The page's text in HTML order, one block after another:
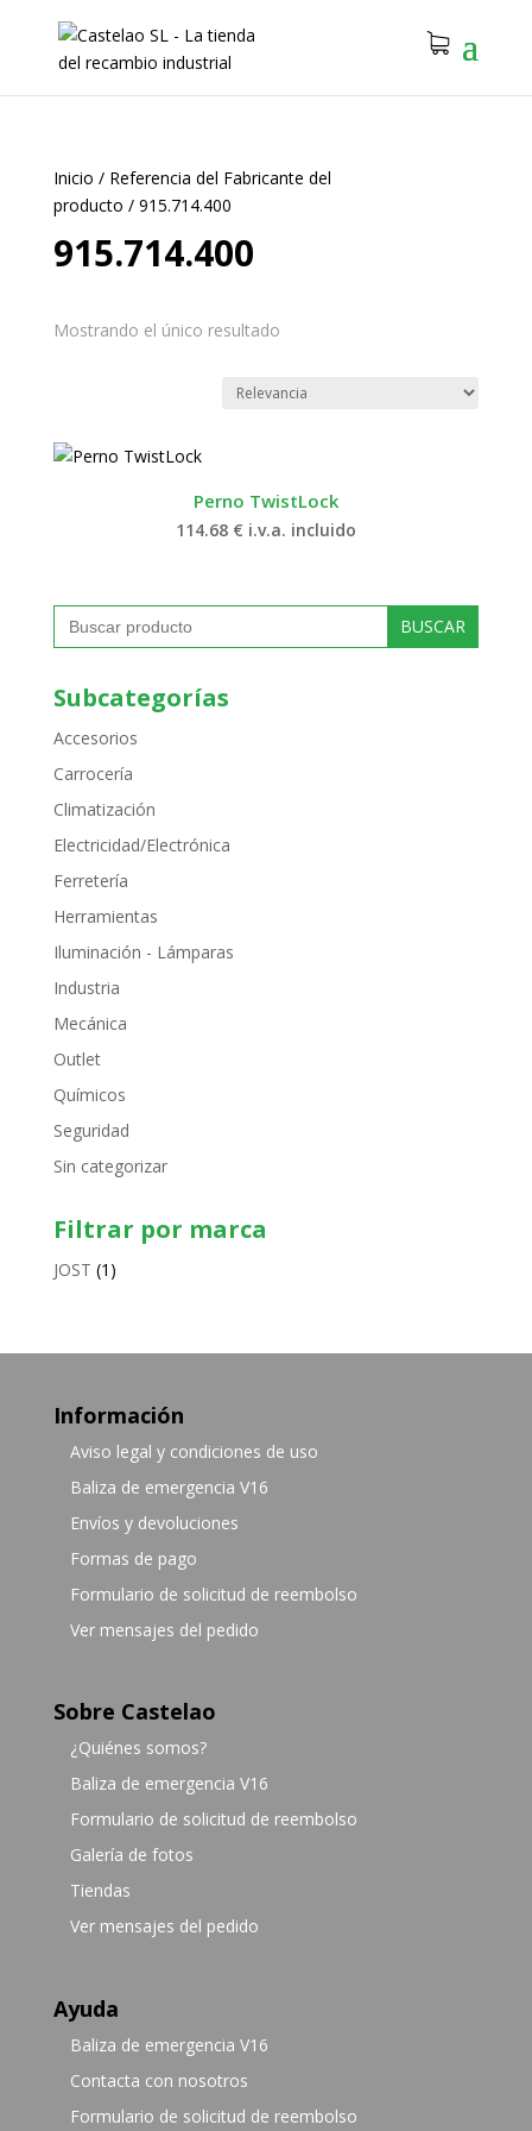
Inicio / Referencia del Fabricante del
producto / 915.714.400
915.714.400
Mostrando el único resultado
Perno TwistLock
114.68 € i.v.a. incluido
Buscar:
Subcategorías
Accesorios
Carrocería
Climatización
Electricidad/Electrónica
Ferretería
Herramientas
Iluminación - Lámparas
Industria
Mecánica
Outlet
Químicos
Seguridad
Sin categorizar
Filtrar por marca
JOST (1)
Información
Aviso legal y condiciones de uso
Baliza de emergencia V16
Envíos y devoluciones
Formas de pago
Formulario de solicitud de reembolso
Ver mensajes del pedido
Sobre Castelao
¿Quiénes somos?
Baliza de emergencia V16
Formulario de solicitud de reembolso
Galería de fotos
Tiendas
Ver mensajes del pedido
Ayuda
Baliza de emergencia V16
Contacta con nosotros
Formulario de solicitud de reembolso